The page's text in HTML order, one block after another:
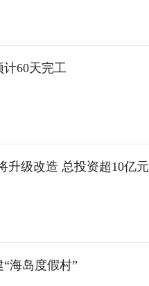
60天完工
升级改造 总投资超10亿元
海岛度假村”